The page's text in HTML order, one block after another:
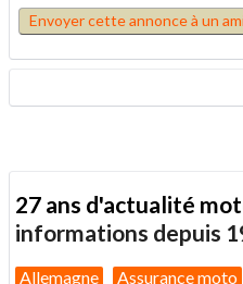
Envoyer cette annonce à un
27 ans d'actualité
informations depuis
Allemagne Assurance moto